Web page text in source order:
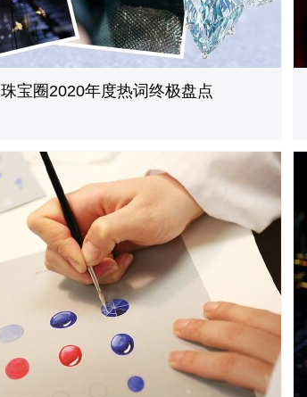
珠宝圈2020年度热词终极盘点